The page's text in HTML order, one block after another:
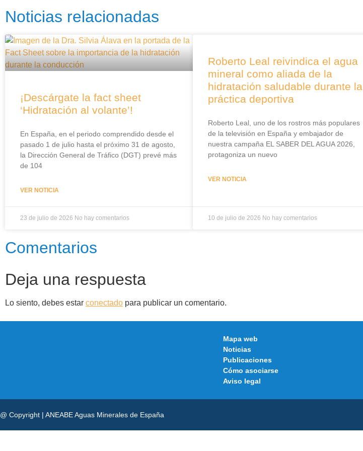
Noticias relacionadas
¡Descárgate la fact sheet
‘Hidratación al volante’!
En España, en el periodo comprendido desde el
pasado 1 de julio hasta el próximo 31 de agosto,
la Dirección General de Tráfico (DGT) prevé más
de 104
VER NOTICIA
23 de julio de 2026 No hay comentarios
Roberto Leal reivindica el agua
mineral como aliada de la
hidratación saludable durante la
práctica deportiva
Roberto Leal, uno de los rostros más populares
de la televisión en España y embajador de
nuestra campaña EL SABER DEL AGUA 2026,
protagoniza un nuevo
VER NOTICIA
10 de julio de 2026 No hay comentarios
Comentarios
Deja una respuesta
Lo siento, debes estar conectado para publicar un comentario.
Mapa web
Noticias
Publicaciones
Cómo asociarse
Aviso legal
@ Copyright | ANEABE Aguas Minerales de España